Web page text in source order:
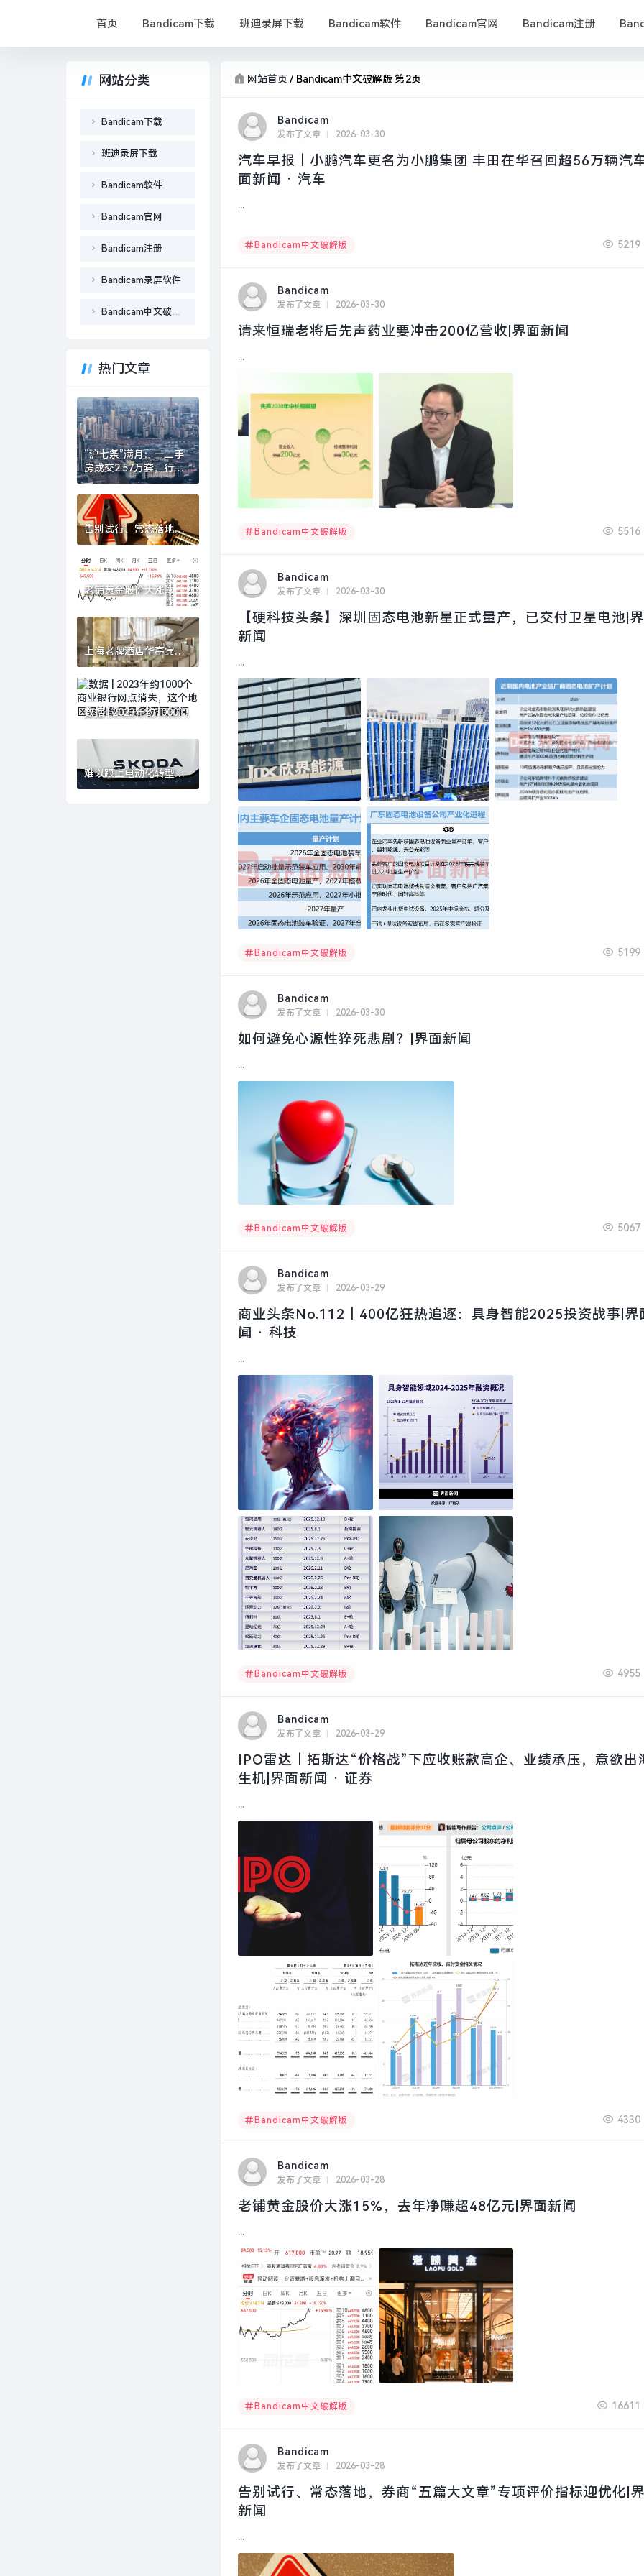
首页 Bandicam下载 班迪录屏下载 Bandicam软件 Bandicam官网 Bandicam注册
网站首页 / Bandicam中文破解版 第2页
Bandicam
发布了文章 2026-03-30
汽车早报｜小鹏汽车更名为小鹏集团 丰田在华召回超56万辆汽
面新闻 · 汽车
...
Bandicam中文破解版 5219
Bandicam
发布了文章 2026-03-30
请来恒瑞老将后先声药业要冲击200亿营收|界面新闻
...
Bandicam中文破解版 5516
Bandicam
发布了文章 2026-03-30
【硬科技头条】深圳固态电池新星正式量产，已交付卫星电池|
新闻
...
Bandicam中文破解版 5199
Bandicam
发布了文章 2026-03-30
如何避免心源性猝死悲剧？|界面新闻
...
Bandicam中文破解版 5067
Bandicam
发布了文章 2026-03-29
商业头条No.112｜400亿狂热追逐：具身智能2025投资战事|界
闻 · 科技
...
Bandicam中文破解版 4955
Bandicam
发布了文章 2026-03-29
IPO雷达｜拓斯达“价格战”下应收账款高企、业绩承压，意欲出
生机|界面新闻 · 证券
...
Bandicam中文破解版 4330
Bandicam
发布了文章 2026-03-28
老铺黄金股价大涨15%，去年净赚超48亿元|界面新闻
...
Bandicam中文破解版 16611
Bandicam
发布了文章 2026-03-28
告别试行、常态落地，券商“五篇大文章”专项评价指标迎优化|
新闻
...
网站分类
Bandicam下载
班迪录屏下载
Bandicam软件
Bandicam官网
Bandicam注册
Bandicam录屏软件
Bandicam中文破解版
热门文章
“沪七条”满月：一二手
房成交2.57万套，行业
称“金三确立、银四可
期”|界面新闻 · 地产
告别试行、常态落地，
券商“五篇大文章”专项
评价指标迎优化|界面新
闻
老铺黄金股价大涨
15%，去年净赚超48亿
元|界面新闻
上海老牌酒店华亭宾馆
更新开放，以海派文化
连接城市记忆|界面新闻
· 旅行
数据 | 2023年约1000个
个地区退出数量最多|界
面新闻
难以跟上电动化转型步
伐，大众中国回应斯柯